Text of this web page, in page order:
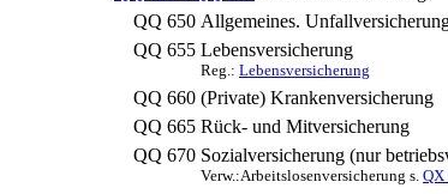
QQ 650 Allgemeines.
QQ 655 Lebensversicherung
Reg.: Lebensversicherung
QQ 660 (Private) Krankenversicherung
QQ 665 Rück- und Mitversicherung
QQ 670 Sozialversicherung (nur
Verw.:Arbeitslosenversicherung s. QX